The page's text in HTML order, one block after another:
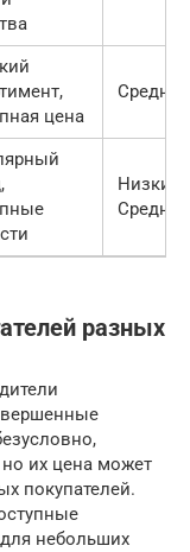
цена
Средний
Низкий-
Средний
разных
их цена может
покупателей.
небольших